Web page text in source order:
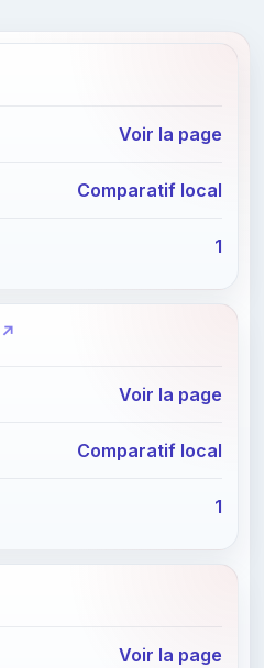
Voir la page
Comparatif local
1
Voir la page
Comparatif local
1
Voir la page